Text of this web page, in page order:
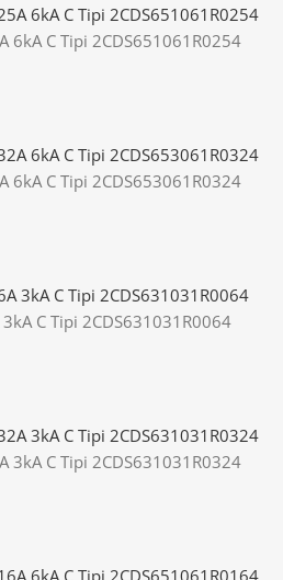
6kA C Tipi 2CDS651061R0254
6kA C Tipi 2CDS653061R0324
C Tipi 2CDS631031R0064
3kA C Tipi 2CDS631031R0324